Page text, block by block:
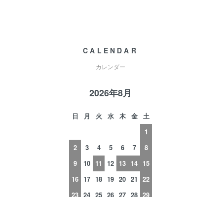
CALENDAR
カレンダー
2026年8月
日 月 火 水 木 金
土
1
2
3 4 5 6 7
8
9
10 11 12 13 14 15
16 17 18 19 20 21
22
23 24 25 26 27 28 29